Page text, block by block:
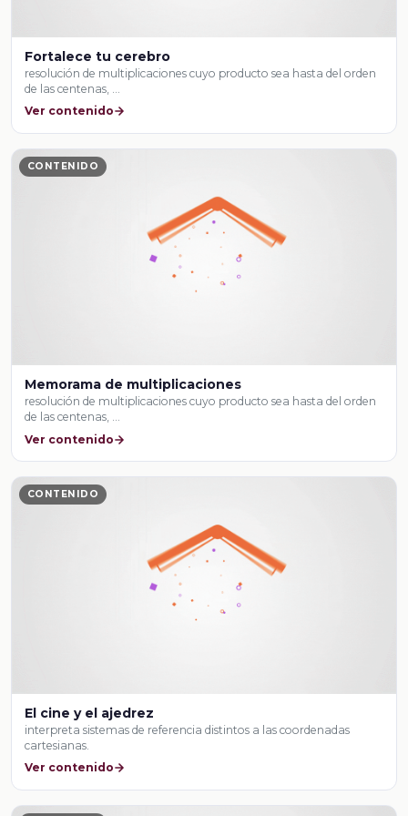
Fortalece tu cerebro
resolución de multiplicaciones cuyo producto sea hasta del orden
de las centenas, …
Ver contenido
CONTENIDO
Memorama de multiplicaciones
resolución de multiplicaciones cuyo producto sea hasta del orden
de las centenas, …
Ver contenido
CONTENIDO
El cine y el ajedrez
interpreta sistemas de referencia distintos a las coordenadas
cartesianas.
Ver contenido